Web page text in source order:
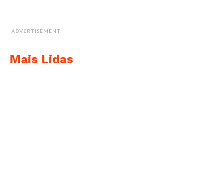
ADVERTISEMENT
Mais Lidas